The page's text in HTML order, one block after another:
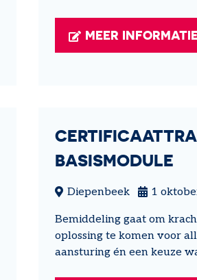
MEER
BASISMODULE
Diepenbeek 1
Bemiddeling gaat om
oplossing te komen voor
aansturing én een keuze